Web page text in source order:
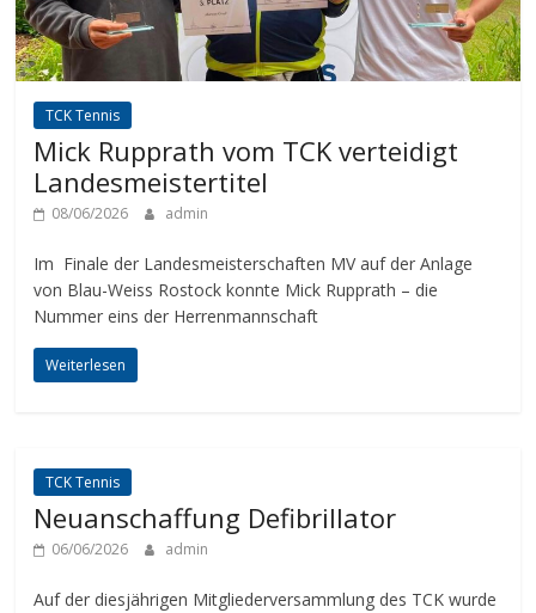
TCK Tennis
Mick Rupprath vom TCK verteidigt
Landesmeistertitel
08/06/2026 admin
Im Finale der Landesmeisterschaften MV auf der Anlage
von Blau-Weiss Rostock konnte Mick Rupprath – die
Nummer eins der Herrenmannschaft
Weiterlesen
TCK Tennis
Neuanschaffung Defibrillator
06/06/2026 admin
Auf der diesjährigen Mitgliederversammlung des TCK wurde